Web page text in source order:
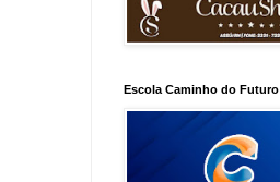
Escola Caminho do Futuro